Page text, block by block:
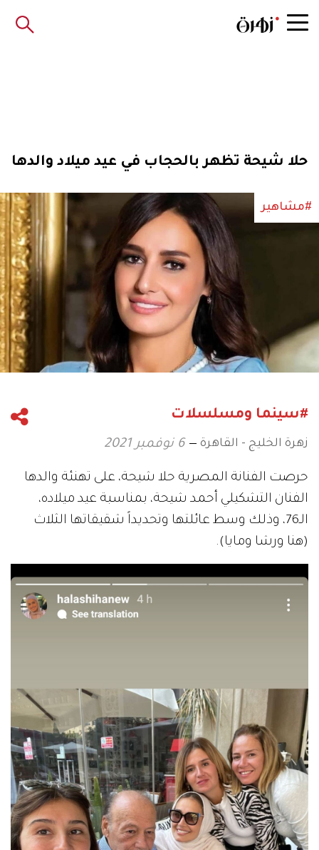
حلا شيحة تظهر بالحجاب في عيد ميلاد والدها
#مشاهير
#سينما ومسلسلات
زهرة الخليج - القاهرة 6 نوفمبر 2021
حرصت الفنانة المصرية حلا شيحة، على تهنئة والدها
الفنان التشكيلي أحمد شيحة، بمناسبة عيد ميلاده،
الـ76، وذلك وسط عائلتها وتحديداً شقيقاتها الثلاث
(هنا ورشا ومايا).